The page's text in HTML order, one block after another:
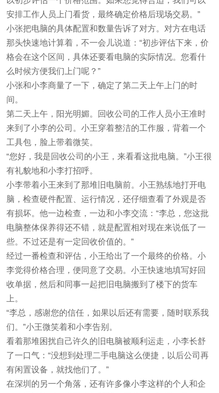
安排工作人员上门看货，最终确定价格后现场交易。”
小张把电脑的具体配置和数量告诉了对方。对方在电话
那头快速地计算着，不一会儿说道：“初步评估下来，价
格会在这个区间，具体还要看电脑的实际情况。您看什
么时候方便我们上门呢？”
小张和小李商量了一下，确定了第二天上午上门的时
间。
第二天上午，阳光明媚。回收公司的工作人员小王准时
来到了小李的公司。小王穿着整洁的工作服，背着一个
工具包，脸上带着微笑。
“您好，我是回收公司的小王，来看看这批电脑。”小王很
有礼貌地和小李打招呼。
小李带着小王来到了那堆旧电脑前。小王熟练地打开电
脑，检查硬件配置、运行情况，还仔细查看了外观是否
有损坏。他一边检查，一边和小李交流：“李总，您这批
电脑整体保养得还不错，就是配置相对现在来说低了一
些。不过还是有一定回收价值的。”
经过一番检查和评估，小王给出了一个最终的价格。小
李觉得价格合理，便同意了交易。小王快速地填写好回
收单据，然后和同事一起把旧电脑搬到了楼下的货车
上。
“李总，感谢您的信任，如果以后还有需要，随时联系我
们。”小王微笑着和小李告别。
看着那堆困扰自己许久的旧电脑被顺利运走，小李长舒
了一口气：“没想到处理二手电脑这么便捷，以后公司再
有闲置设备，就找他们了。”
在深圳的另一个角落，还有许多像小李这样的个人和企